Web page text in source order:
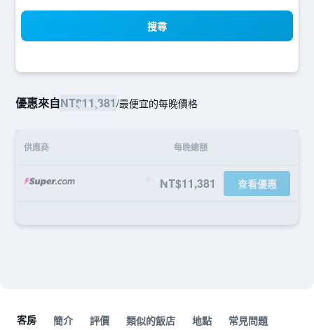
搜尋
優惠來自NT$11,381/最便宜的每晚價格
供應商 每晚總額
NT$11,381 查看優惠
客房 簡介 評價 類似的飯店 地點 常見問題